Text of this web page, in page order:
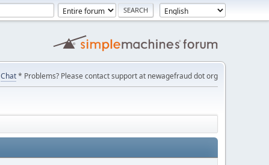
Chat* Problems? Please contact support at newagefraud dot org